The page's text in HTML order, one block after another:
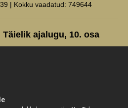
| Kokku vaadatud: 749644
ajalugu, 10. osa